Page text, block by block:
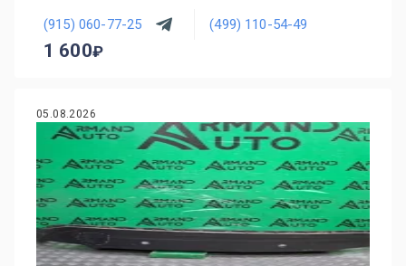
(915) 060-77-25 (499) 110-54-49
1 600
05.08.2026